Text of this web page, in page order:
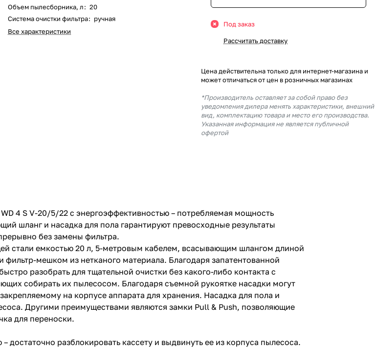
Объем пылесборника, л: 20
Система очистки фильтра: ручная
Все характеристики
Под заказ
Рассчитать доставку
Цена действительна только для интернет-магазина и
может отличаться от цен в розничных магазинах
*Производитель оставляет за собой право без
уведомления дилера менять характеристики, внешний
вид, комплектацию товара и место его производства.
Указанная информация не является публичной
офертой
4 S V-20/5/22 с энергоэффективностью – потребляемая мощность
шланг и насадка для пола гарантируют превосходные результаты
без замены фильтра.
стали емкостью 20 л, 5-метровым кабелем, всасывающим шлангом длиной
мешком из нетканого материала. Благодаря запатентованной
разобрать для тщательной очистки без какого-либо контакта с
собирать их пылесосом. Благодаря съемной рукоятке насадки могут
на корпусе аппарата для хранения. Насадка для пола и
Другими преимуществами являются замки Pull & Push, позволяющие
для переноски.
достаточно разблокировать кассету и выдвинуть ее из корпуса пылесоса.
75% будутсписываться
раз в 2 недели